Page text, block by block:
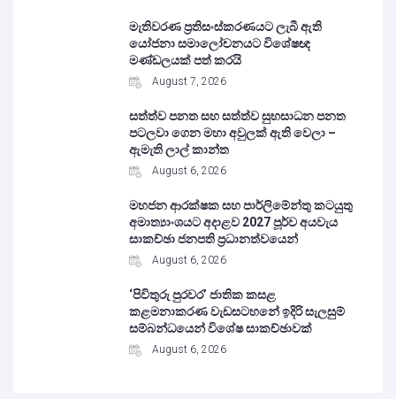
මැතිවරණ ප්‍රතිසංස්කරණයට ලැබී ඇති
යෝජනා සමාලෝචනයට විශේෂඥ
මණ්ඩලයක් පත් කරයි
August 7, 2026
සත්ත්ව පනත සහ සත්ත්ව සුභසාධන පනත
පටලවා ගෙන මහා අවුලක් ඇති වෙලා –
ඇමැති ලාල් කාන්ත
August 6, 2026
මහජන ආරක්ෂක සහ පාර්ලිමේන්තු කටයුතු
අමාත්‍යාංශයට අදාළව 2027 පූර්ව අයවැය
සාකච්ඡා ජනපති ප්‍රධානත්වයෙන්
August 6, 2026
‘පිවිතුරු පුරවර’ ජාතික කසළ
කළමනාකරණ වැඩසටහනේ ඉදිරි සැලසුම්
සම්බන්ධයෙන් විශේෂ සාකච්ඡාවක්
August 6, 2026